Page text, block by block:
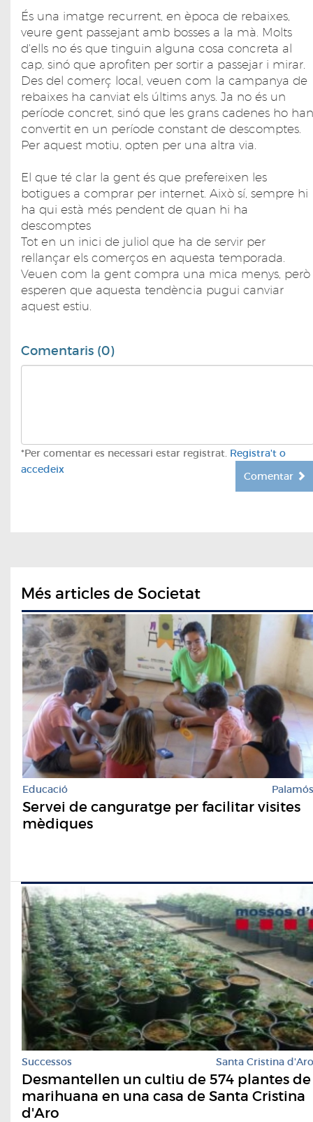
És una imatge recurrent, en època de rebaixes,
veure gent passejant amb bosses a la mà. Molts
d'ells no és que tinguin alguna cosa concreta al
cap, sinó que aprofiten per sortir a passejar i mirar.
Des del comerç local, veuen com la campanya de
rebaixes ha canviat els últims anys. Ja no és un
període concret, sinó que les grans cadenes ho han
convertit en un període constant de descomptes.
Per aquest motiu, opten per una altra via.
El que té clar la gent és que prefereixen les
botigues a comprar per internet. Això sí, sempre hi
ha qui està més pendent de quan hi ha
descomptes
Tot en un inici de juliol que ha de servir per
rellançar els comerços en aquesta temporada.
Veuen com la gent compra una mica menys, però
esperen que aquesta tendència pugui canviar
aquest estiu.
Comentaris (0)
*Per comentar es necessari estar registrat. Registra't o
accedeix
Comentar
Més articles de Societat
Educació Palamós
Servei de canguratge per facilitar visites
mèdiques
Successos Santa Cristina d'Aro
Desmantellen un cultiu de 574 plantes de
marihuana en una casa de Santa Cristina
d'Aro